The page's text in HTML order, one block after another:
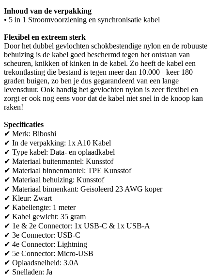
Inhoud van de verpakking
• 5 in 1 Stroomvoorziening en synchronisatie kabel
Flexibel en extreem sterk
Door het dubbel gevlochten schokbestendige nylon en de robuuste
behuizing is de kabel goed beschermd tegen het ontstaan van
scheuren, knikken of kinken in de kabel. Zo heeft de kabel een
trekontlasting die bestand is tegen meer dan 10.000+ keer 180
graden buigen, zo ben je dus gegarandeerd van een lange
levensduur. Ook handig het gevlochten nylon is zeer flexibel en
zorgt er ook nog eens voor dat de kabel niet snel in de knoop kan
raken!
Specificaties
✔ Merk: Biboshi
✔ In de verpakking: 1x A10 Kabel
✔ Type kabel: Data- en oplaadkabel
✔ Materiaal buitenmantel: Kunsstof
✔ Materiaal binnenmantel: TPE Kunsstof
✔ Materiaal behuizing: Kunsstof
✔ Materiaal binnenkant: Geisoleerd 23 AWG koper
✔ Kleur: Zwart
✔ Kabellengte: 1 meter
✔ Kabel gewicht: 35 gram
✔ 1e & 2e Connector: 1x USB-C & 1x USB-A
✔ 3e Connector: USB-C
✔ 4e Connector: Lightning
✔ 5e Connector: Micro-USB
✔ Oplaadsnelheid: 3.0A
✔ Snelladen: Ja